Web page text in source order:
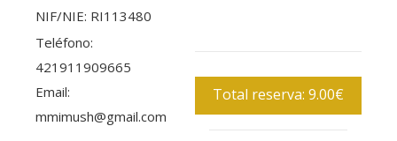
NIF/NIE: RI113480
Teléfono:
421911909665
Email:
mmimush@gmail.com
Total reserva: 9.00€